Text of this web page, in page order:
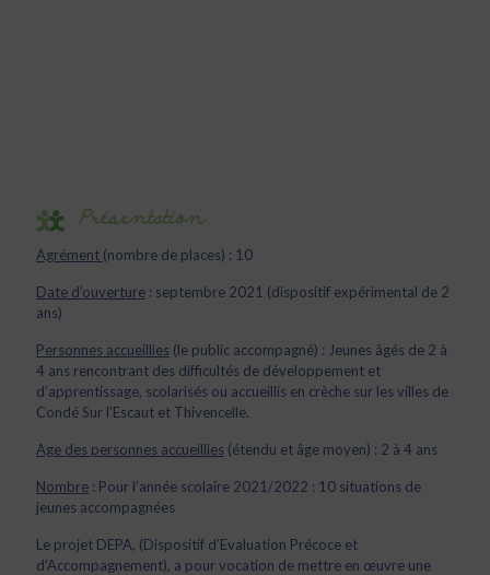
Présentation
Agrément (nombre de places) : 10
Date d’ouverture : septembre 2021 (dispositif expérimental de 2
ans)
Personnes accueillies (le public accompagné) : Jeunes âgés de 2 à
4 ans rencontrant des difficultés de développement et
d’apprentissage, scolarisés ou accueillis en crèche sur les villes de
Condé Sur l’Escaut et Thivencelle.
Age des personnes accueillies (étendu et âge moyen) : 2 à 4 ans
Nombre : Pour l’année scolaire 2021/2022 : 10 situations de
jeunes accompagnées
Le projet DEPA, (Dispositif d’Evaluation Précoce et
d’Accompagnement), a pour vocation de mettre en œuvre une